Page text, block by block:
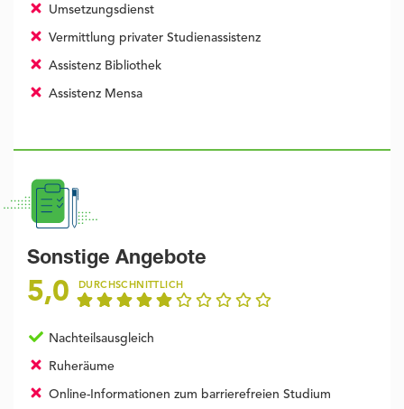
Umsetzungsdienst
Vermittlung privater Studienassistenz
Assistenz Bibliothek
Assistenz Mensa
Sonstige Angebote
5,0 DURCHSCHNITTLICH
Nachteilsausgleich
Ruheräume
Online-Informationen zum barrierefreien Studium